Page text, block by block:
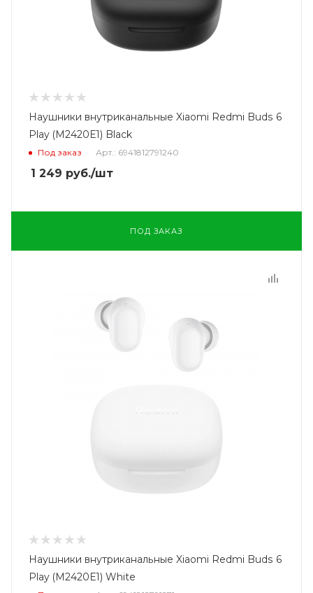
Наушники внутриканальные Xiaomi Redmi Buds 6
Play (M2420E1) Black
Под заказ Арт.: 6941812791240
1 249 руб./шт
ПОД ЗАКАЗ
Наушники внутриканальные Xiaomi Redmi Buds 6
Play (M2420E1) White